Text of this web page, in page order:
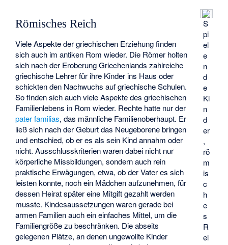
S
pi
el
e
n
d
e
Ki
n
d
er
,
rö
m
is
c
h
e
s
R
el
Römisches Reich
Viele Aspekte der griechischen Erziehung finden
sich auch im antiken Rom wieder. Die Römer holten
sich nach der Eroberung Griechenlands zahlreiche
griechische Lehrer für ihre Kinder ins Haus oder
schickten den Nachwuchs auf griechische Schulen.
So finden sich auch viele Aspekte des griechischen
Familienlebens in Rom wieder. Rechte hatte nur der
pater familias, das männliche Familienoberhaupt. Er
ließ sich nach der Geburt das Neugeborene bringen
und entschied, ob er es als sein Kind annahm oder
nicht. Ausschlusskriterien waren dabei nicht nur
körperliche Missbildungen, sondern auch rein
praktische Erwägungen, etwa, ob der Vater es sich
leisten konnte, noch ein Mädchen aufzunehmen, für
dessen Heirat später eine Mitgift gezahlt werden
musste. Kindesaussetzungen waren gerade bei
armen Familien auch ein einfaches Mittel, um die
Familiengröße zu beschränken. Die abseits
gelegenen Plätze, an denen ungewollte Kinder